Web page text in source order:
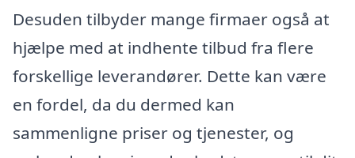
Desuden tilbyder mange firmaer også at
hjælpe med at indhente tilbud fra flere
forskellige leverandører. Dette kan være
en fordel, da du dermed kan
sammenligne priser og tjenester, og